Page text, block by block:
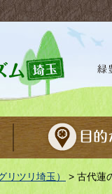
な農山村で 楽しく！
リツリ埼玉） > 古代蓮